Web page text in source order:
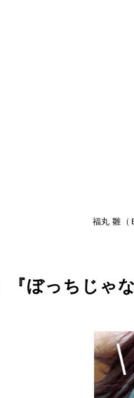
福丸 雛（
ぼっちじゃな